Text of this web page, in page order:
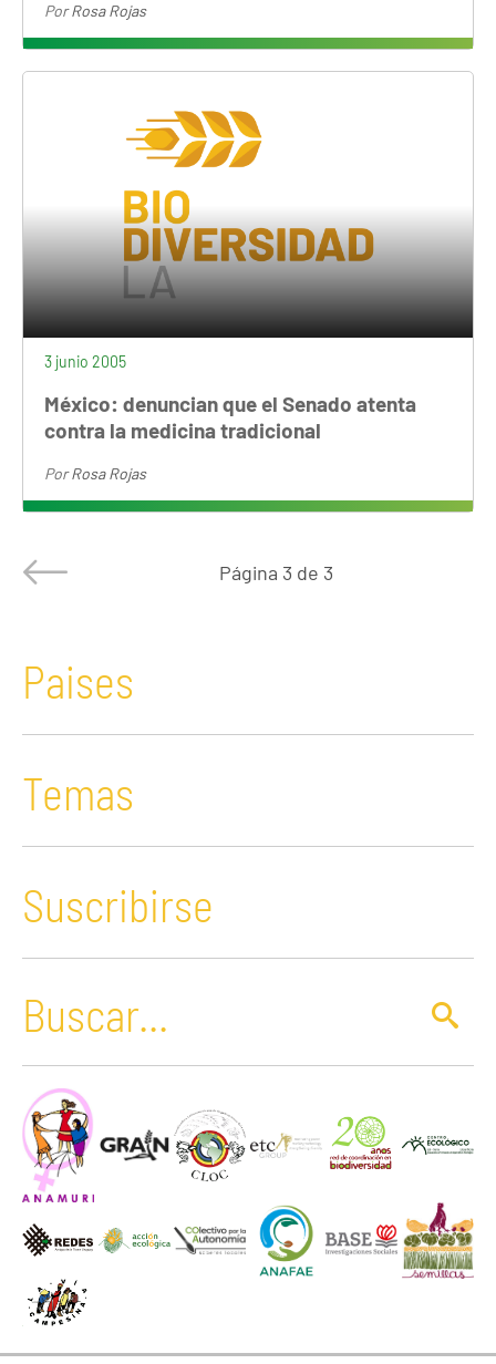
PorRosa Rojas
3 junio 2005
México: denuncian que el Senado atenta
contra la medicina tradicional
PorRosa Rojas
Página 3 de 3
Paises
Temas
Suscribirse